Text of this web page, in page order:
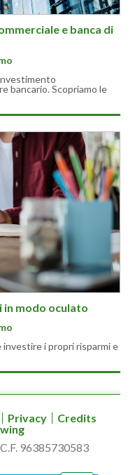
e banca di
bancario. Scopriamo le
modo oculato
i propri risparmi e
Privacy
Credits
96385730583